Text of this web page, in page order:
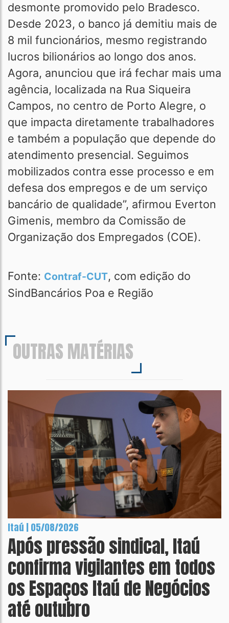
desmonte promovido pelo Bradesco.
Desde 2023, o banco já demitiu mais de
8 mil funcionários, mesmo registrando
lucros bilionários ao longo dos anos.
Agora, anunciou que irá fechar mais uma
agência, localizada na Rua Siqueira
Campos, no centro de Porto Alegre, o
que impacta diretamente trabalhadores
e também a população que depende do
atendimento presencial. Seguimos
mobilizados contra esse processo e em
defesa dos empregos e de um serviço
bancário de qualidade”, afirmou Everton
Gimenis, membro da Comissão de
Organização dos Empregados (COE).
Fonte: Contraf-CUT, com edição do
SindBancários Poa e Região
OUTRAS MATÉRIAS
Itaú | 05/08/2026
Após pressão sindical, Itaú
confirma vigilantes em todos
os Espaços Itaú de Negócios
até outubro